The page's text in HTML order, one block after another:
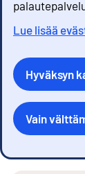
Lue lisää
Hyväksyn
Vain